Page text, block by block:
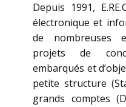
Depuis 1991,
électronique et
de nombreuses
projets de
embarqués et
petite structure
grands comptes